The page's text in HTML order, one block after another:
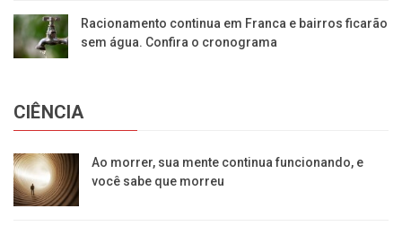
Racionamento continua em Franca e bairros ficarão
sem água. Confira o cronograma
CIÊNCIA
Ao morrer, sua mente continua funcionando, e
você sabe que morreu